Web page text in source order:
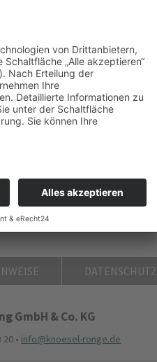
DATENSCHUTZ
GmbH & Co. KG
• info@knoesel-ronge.de